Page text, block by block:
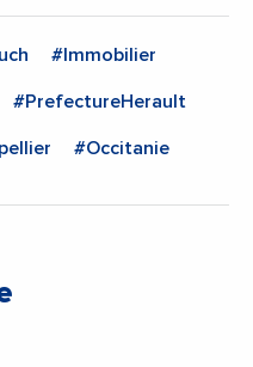
#Immobilier
#PrefectureHerault
#Occitanie